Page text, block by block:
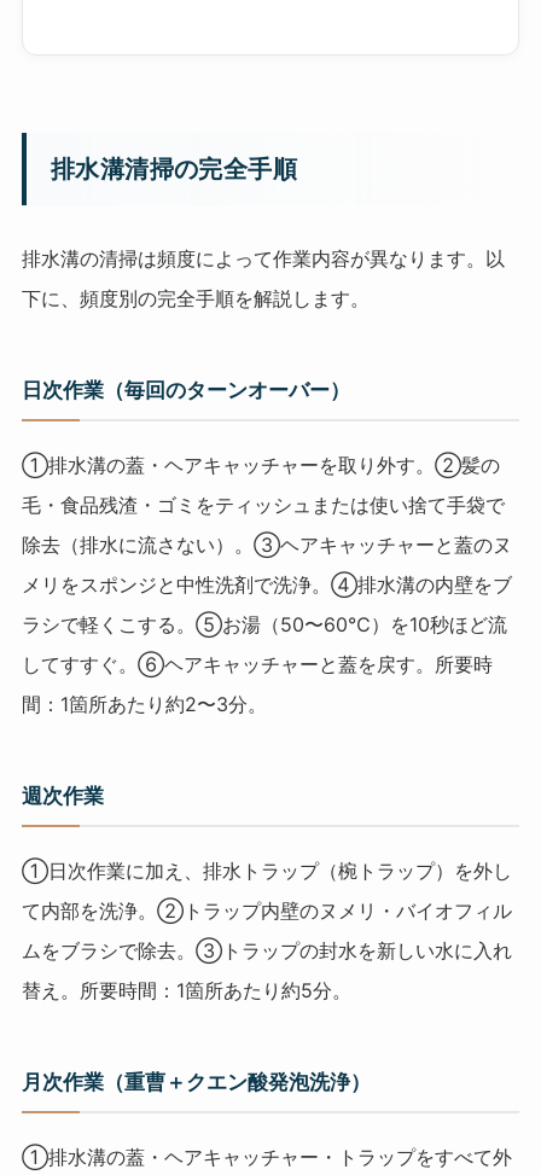
排水溝清掃の完全手順
排水溝の清掃は頻度によって作業内容が異なります。以
下に、頻度別の完全手順を解説します。
日次作業（毎回のターンオーバー）
①排水溝の蓋・ヘアキャッチャーを取り外す。②髪の
毛・食品残渣・ゴミをティッシュまたは使い捨て手袋で
除去（排水に流さない）。③ヘアキャッチャーと蓋のヌ
メリをスポンジと中性洗剤で洗浄。④排水溝の内壁をブ
ラシで軽くこする。⑤お湯（50〜60℃）を10秒ほど流
してすすぐ。⑥ヘアキャッチャーと蓋を戻す。所要時
間：1箇所あたり約2〜3分。
週次作業
①日次作業に加え、排水トラップ（椀トラップ）を外し
て内部を洗浄。②トラップ内壁のヌメリ・バイオフィル
ムをブラシで除去。③トラップの封水を新しい水に入れ
替え。所要時間：1箇所あたり約5分。
月次作業（重曹＋クエン酸発泡洗浄）
①排水溝の蓋・ヘアキャッチャー・トラップをすべて外